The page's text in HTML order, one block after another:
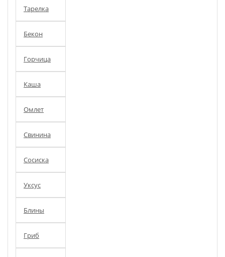
Тарелка
Бекон
Горчица
Каша
Омлет
Свинина
Сосиска
Уксус
Блины
Гриб